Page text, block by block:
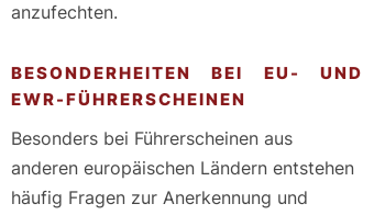
anzufechten.
BESONDERHEITEN BEI EU- UND
EWR-FÜHRERSCHEINEN
Besonders bei Führerscheinen aus
anderen europäischen Ländern entstehen
häufig Fragen zur Anerkennung und